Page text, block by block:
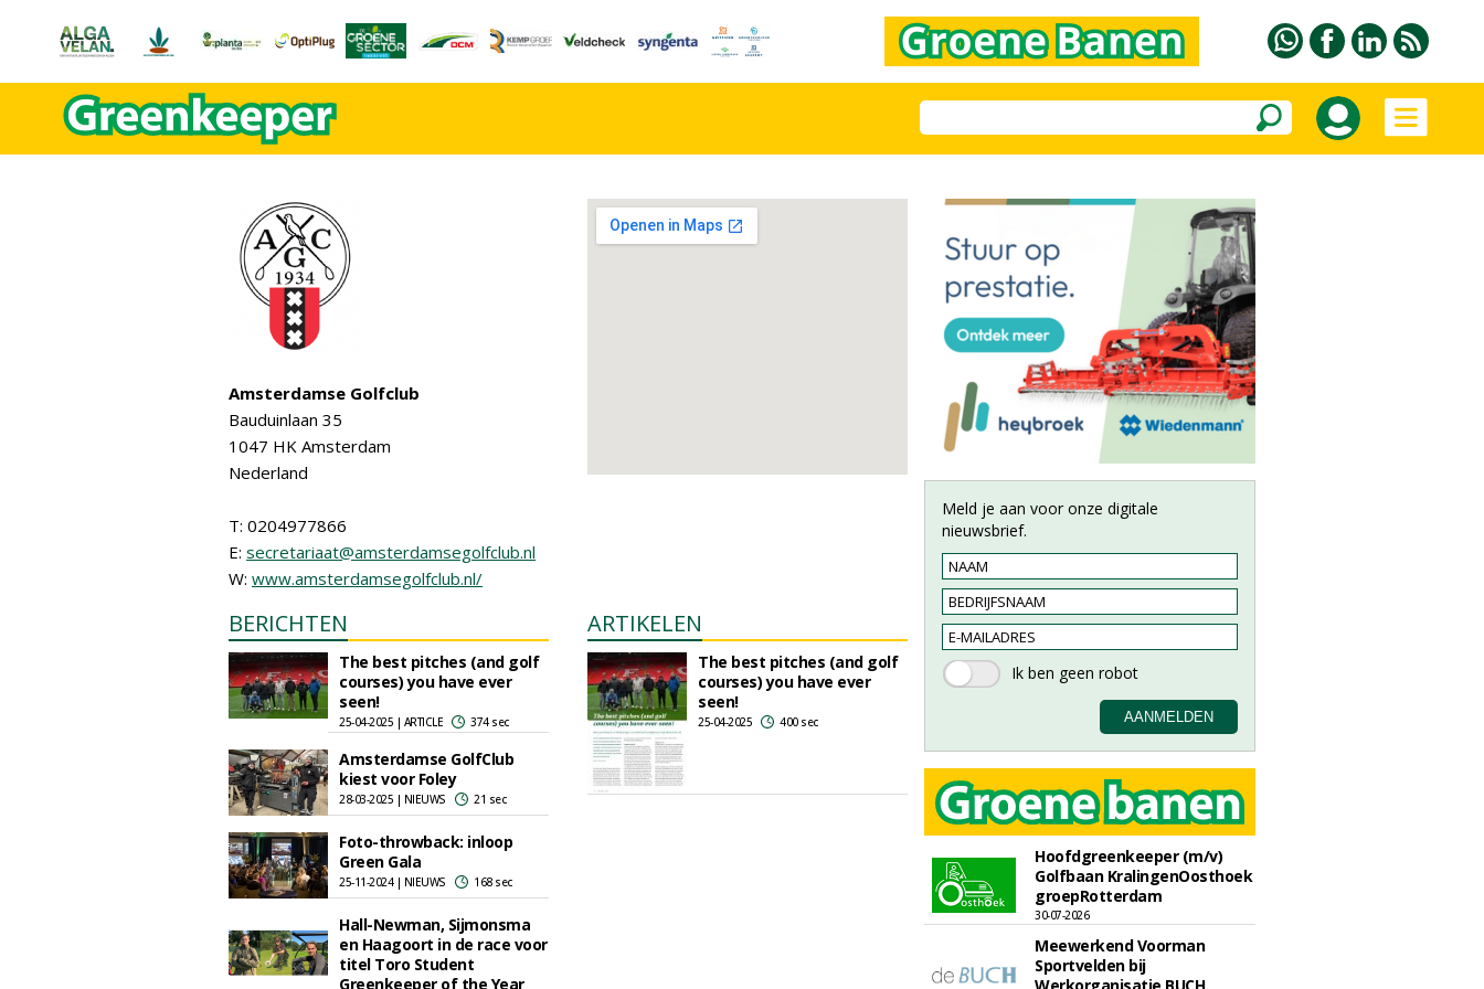
Amsterdamse Golfclub
Bauduinlaan 35
1047 HK Amsterdam
Nederland
T: 0204977866
E: secretariaat@amsterdamsegolfclub.nl
W: www.amsterdamsegolfclub.nl/
BERICHTEN
The best pitches (and golf
courses) you have ever
seen!
25-04-2025 | ARTICLE 374 sec
Amsterdamse GolfClub
kiest voor Foley
28-03-2025 | NIEUWS 21 sec
Foto-throwback: inloop
Green Gala
25-11-2024 | NIEUWS 168 sec
Hall-Newman, Sijmonsma
en Haagoort in de race voor
titel Toro Student
Greenkeeper of the Year
ARTIKELEN
The best pitches (and golf
courses) you have ever
seen!
25-04-2025 400 sec
Meld je aan voor onze digitale
nieuwsbrief.
Hoofdgreenkeeper (m/v)
Golfbaan KralingenOosthoek
groepRotterdam
30-07-2026
Meewerkend Voorman
Sportvelden bij